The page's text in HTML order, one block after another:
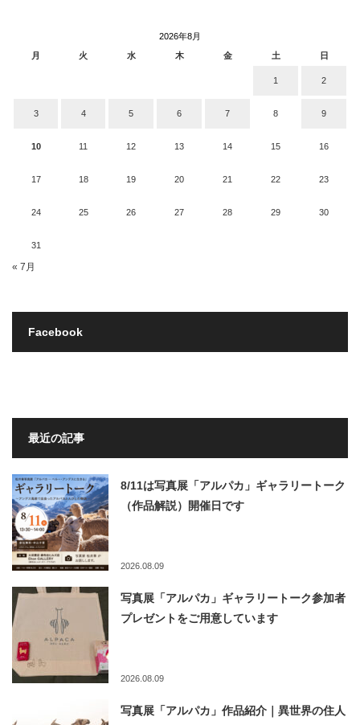
2026年8月
月
火 水 木 金 土 日
1 2
3 4 5 6 7 8 9
10 11 12 13 14 15 16
17 18 19 20 21 22 23
24 25 26 27 28 29 30
31
« 7月
Facebook
最近の記事
8/11は写真展「アルパカ」ギャラリートーク
（作品解説）開催日です
2026.08.09
写真展「アルパカ」ギャラリートーク参加者
プレゼントをご用意しています
2026.08.09
写真展「アルパカ」作品紹介｜異世界の住人